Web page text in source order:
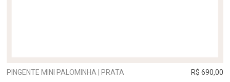
PINGENTE MINI PALOMINHA | PRATA R$ 690,00